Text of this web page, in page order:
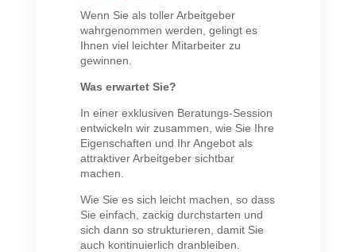
Wenn Sie als toller Arbeitgeber
wahrgenommen werden, gelingt es
Ihnen viel leichter Mitarbeiter zu
gewinnen.
Was erwartet Sie?
In einer exklusiven Beratungs-Session
entwickeln wir zusammen, wie Sie Ihre
Eigenschaften und Ihr Angebot als
attraktiver Arbeitgeber sichtbar
machen.
Wie Sie es sich leicht machen, so dass
Sie einfach, zackig durchstarten und
sich dann so strukturieren, damit Sie
auch kontinuierlich dranbleiben.